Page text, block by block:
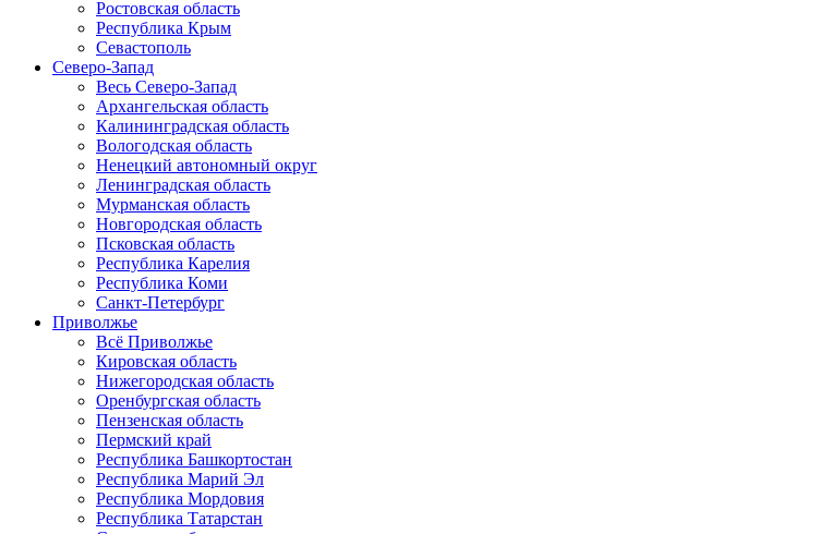
Ростовская область
Республика Крым
Севастополь
Северо-Запад
Весь Северо-Запад
Архангельская область
Калининградская область
Вологодская область
Ненецкий автономный округ
Ленинградская область
Мурманская область
Новгородская область
Псковская область
Республика Карелия
Республика Коми
Санкт-Петербург
Приволжье
Всё Приволжье
Кировская область
Нижегородская область
Оренбургская область
Пензенская область
Пермский край
Республика Башкортостан
Республика Марий Эл
Республика Мордовия
Республика Татарстан